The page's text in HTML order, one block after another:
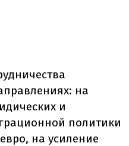
на
и
политики
на усиление